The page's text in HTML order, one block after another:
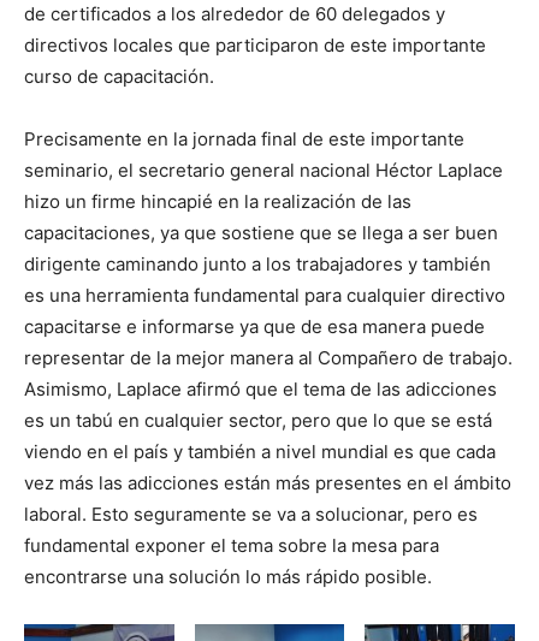
de certificados a los alrededor de 60 delegados y
directivos locales que participaron de este importante
curso de capacitación.
Precisamente en la jornada final de este importante
seminario, el secretario general nacional Héctor Laplace
hizo un firme hincapié en la realización de las
capacitaciones, ya que sostiene que se llega a ser buen
dirigente caminando junto a los trabajadores y también
es una herramienta fundamental para cualquier directivo
capacitarse e informarse ya que de esa manera puede
representar de la mejor manera al Compañero de trabajo.
Asimismo, Laplace afirmó que el tema de las adicciones
es un tabú en cualquier sector, pero que lo que se está
viendo en el país y también a nivel mundial es que cada
vez más las adicciones están más presentes en el ámbito
laboral. Esto seguramente se va a solucionar, pero es
fundamental exponer el tema sobre la mesa para
encontrarse una solución lo más rápido posible.